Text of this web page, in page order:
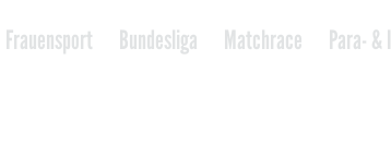
Frauensport Bundesliga Matchrace Para- &